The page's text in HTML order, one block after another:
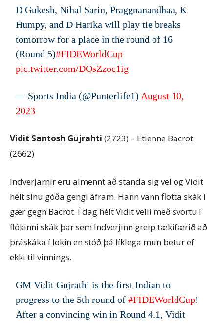
D Gukesh, Nihal Sarin, Praggnanandhaa, K
Humpy, and D Harika will play tie breaks
tomorrow for a place in the round of 16
(Round 5)#FIDEWorldCup
pic.twitter.com/DOsZzoc1ig
— Sports India (@Punterlife1) August 10,
2023
Vidit Santosh Gujrahti (2723) – Etienne Bacrot
(2662)
Indverjarnir eru almennt að standa sig vel og Vidit
hélt sínu góða gengi áfram. Hann vann flotta skák í
gær gegn Bacrot. Í dag hélt Vidit velli með svörtu í
flókinni skák þar sem Indverjinn greip tækifærið að
þráskáka í lokin en stóð þá líklega mun betur ef
ekki til vinnings.
GM Vidit Gujrathi is the first Indian to
progress to the 5th round of#FIDEWorldCup!
After a convincing win in Round 4.1, Vidit